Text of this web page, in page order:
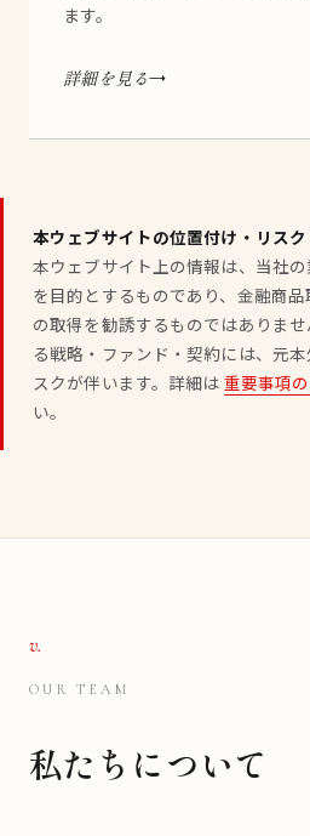
ます。
詳細を見る
本ウェブサイトの位置付け・リス
本ウェブサイト上の情報は、当社
を目的とするものであり、金融商
の取得を勧誘するものではありま
る戦略・ファンド・契約には、元
スクが伴います。詳細は 重要事項
い。
v.
OUR TEAM
私たちについて